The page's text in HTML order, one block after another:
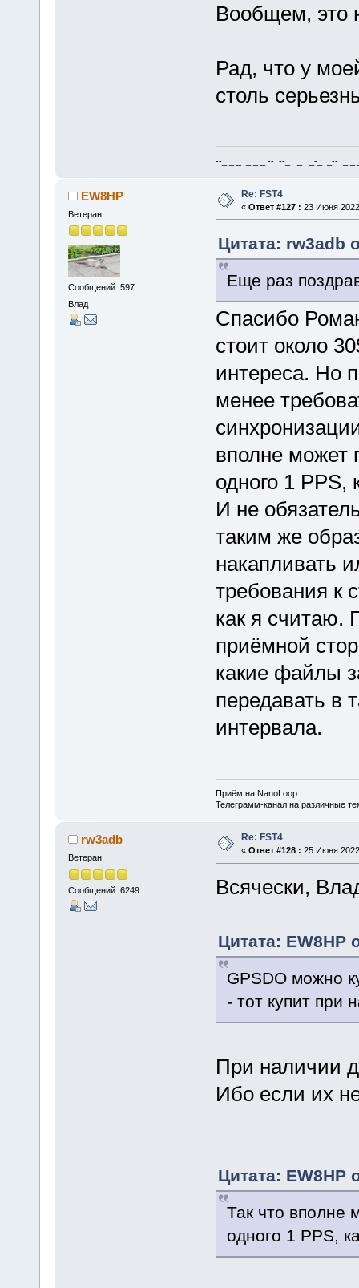
Вообщем, это
Рад, что у
столь
--_ _ _ _ _ _ -- --_ _ _-_ _-- _ _
EW8HP
Ветеран
Сообщений: 597
Влад
Re: FST4
« Ответ #127 : 23 Июня
Цитата: rw3adb
Еще раз
Спасибо
стоит около
интереса. Но
менее
вполне может
одного 1
И не
таким же
накапливать
требования к
как я считаю.
приёмной
какие файлы
передавать в
интервала.
Приём на NanoLoop.
Телеграмм-канал на различные
rw3adb
Ветеран
Сообщений: 6249
Re: FST4
« Ответ #128 : 25 Июня
Всячески,
Цитата: EW8HP
GPSDO можно
- тот купит при
При наличии
Ибо если их
Цитата: EW8HP
Так что вполне
одного 1 PPS,